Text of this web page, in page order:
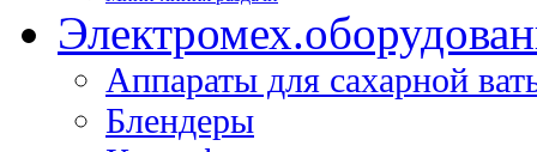
Электромех.
Аппараты для сахарной
Блендеры